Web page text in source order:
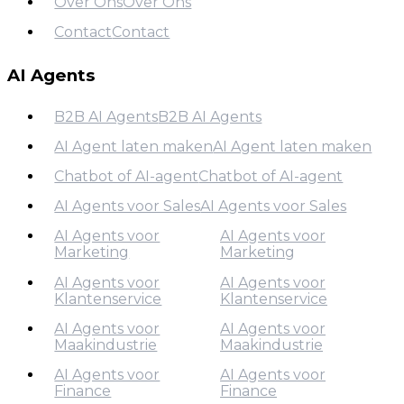
Aanpak
Over Ons
ContactContact
AI Agents
B2B AI Agents
B2B AI Agents
B2B AI Agents
AI Agent laten maken
AI Agent laten maken
AI Agent laten maken
Chatbot of AI-agent
Chatbot of AI-agent
Chatbot of AI-agent
AI Agents voor Sales
AI Agents voor Sales
AI Agents voor Sales
AI Agents voor
Marketing
AI Agents voor
Marketing
AI Agents voor
Marketing
AI Agents voor
Klantenservice
AI Agents voor
Klantenservice
AI Agents voor
Klantenservice
AI Agents voor
Maakindustrie
AI Agents voor
AI Agents voor
Maakindustrie
AI Agents voor
Finance
AI Agents voor
Finance